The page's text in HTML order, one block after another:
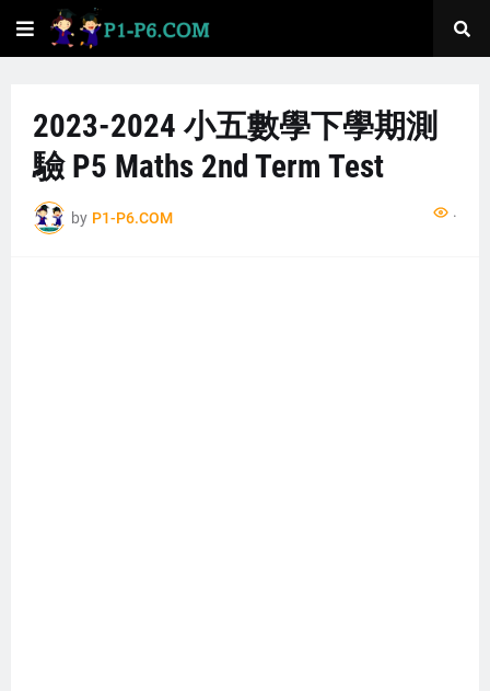
2023-2024 小五數學下學期測
驗 P5 Maths 2nd Term Test
by P1-P6.COM ...